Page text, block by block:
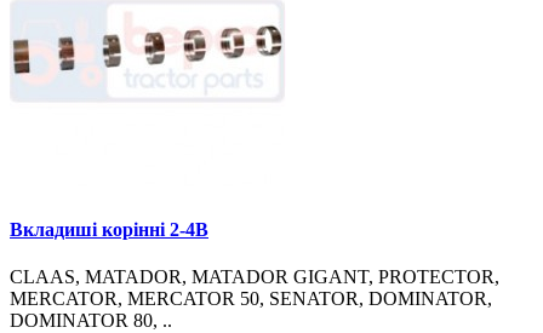
Вкладиші корінні 2-4B
CLAAS, MATADOR, MATADOR GIGANT, PROTECTOR,
MERCATOR, MERCATOR 50, SENATOR, DOMINATOR,
DOMINATOR 80, ..